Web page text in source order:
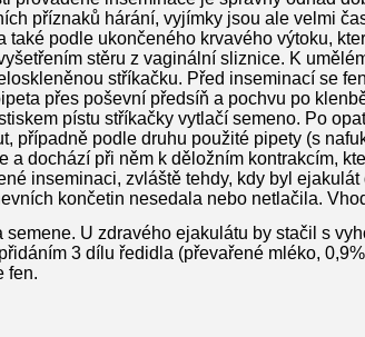
příznaků hárání, vyjímky jsou ale velmi
také podle ukončeného krvavého výtoku,
stěru z vaginální sliznice. K
stříkačku. Před inseminací se
přes poševní předsíň a pochvu po
pístu stříkačky vytlačí semeno. Po
případně podle druhu použité pipety (s
a dochází při něm k děložním kontrakcím,
inseminaci, zvláště tehdy, kdy byl
končetin nesedala nebo netlačila.
U zdravého ejakulátu by stačil s
3 dílu ředidla (převařené mléko,
fen.